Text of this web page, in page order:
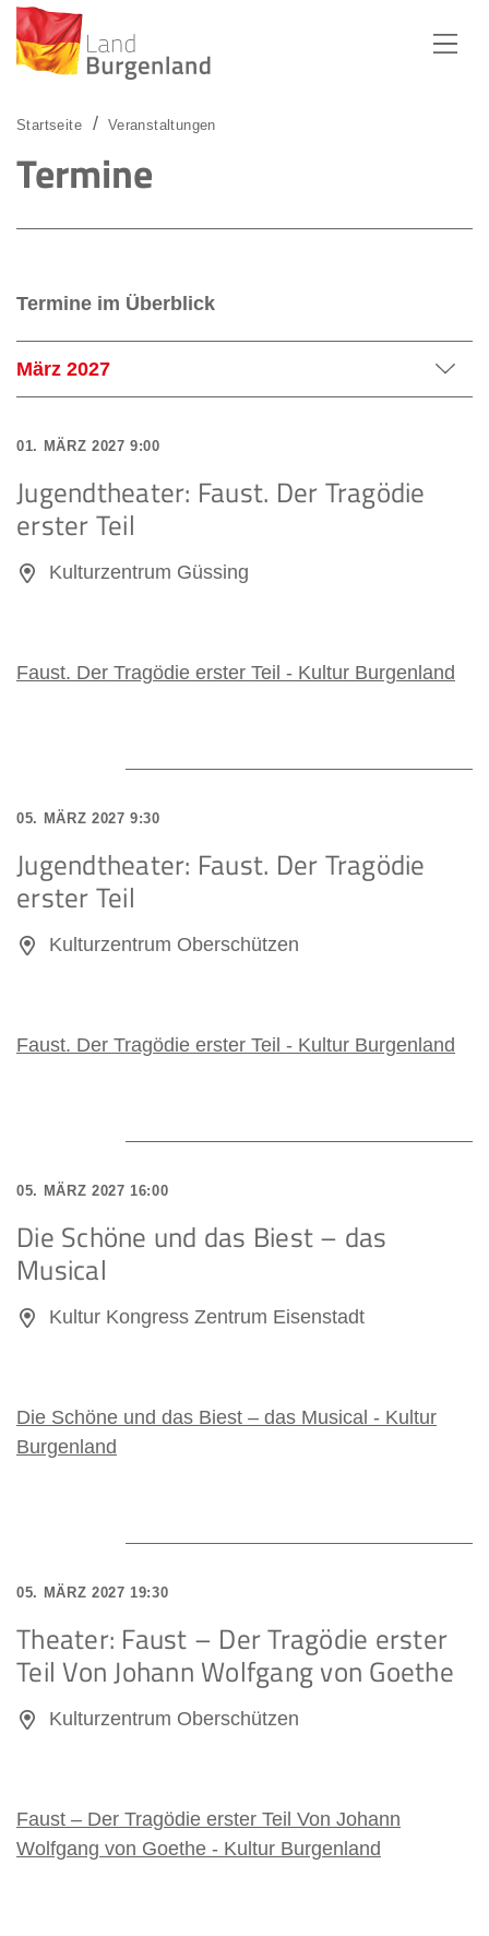
Startseite Veranstaltungen
Termine
Termine im Überblick
August 2026
September 2026
Februar 2027
März 2027
April 2027
01. MÄRZ 2027 9:00
Jugendtheater: Faust. Der Tragödie
erster Teil
Kulturzentrum Güssing
Faust. Der Tragödie erster Teil - Kultur Burgenland
05. MÄRZ 2027 9:30
Jugendtheater: Faust. Der Tragödie
erster Teil
Kulturzentrum Oberschützen
Faust. Der Tragödie erster Teil - Kultur Burgenland
05. MÄRZ 2027 16:00
Die Schöne und das Biest – das
Musical
Kultur Kongress Zentrum Eisenstadt
Die Schöne und das Biest – das Musical - Kultur
Burgenland
05. MÄRZ 2027 19:30
Theater: Faust – Der Tragödie erster
Teil Von Johann Wolfgang von Goethe
Kulturzentrum Oberschützen
Faust – Der Tragödie erster Teil Von Johann
Wolfgang von Goethe - Kultur Burgenland